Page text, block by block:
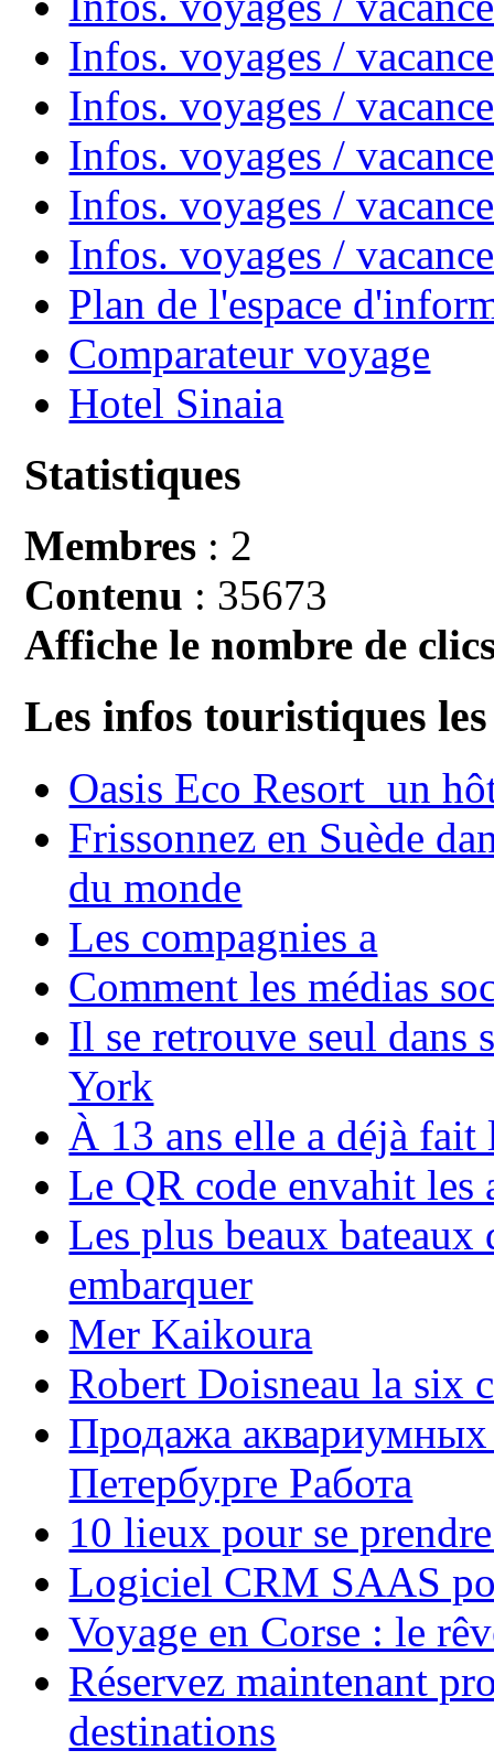
Infos. voyages /
Infos. voyages /
Infos. voyages /
Infos. voyages /
Infos. voyages /
Plan de l'espace
Comparateur voyage
Hotel Sinaia
Statistiques
Membres : 2
Contenu : 35673
Affiche le nombre de
Les infos touristiques
Oasis Eco Resort un
Frissonnez en Suède
du monde
Les compagnies a
Comment les médias
Il se retrouve seul dans
York
À 13 ans elle a déjà
Le QR code envahit les
Les plus beaux bateaux
embarquer
Mer Kaikoura
Robert Doisneau la six
Продажа аквариумных
Петербурге Работа
10 lieux pour se
Logiciel CRM SAAS
Voyage en Corse : le
Réservez maintenant
destinations